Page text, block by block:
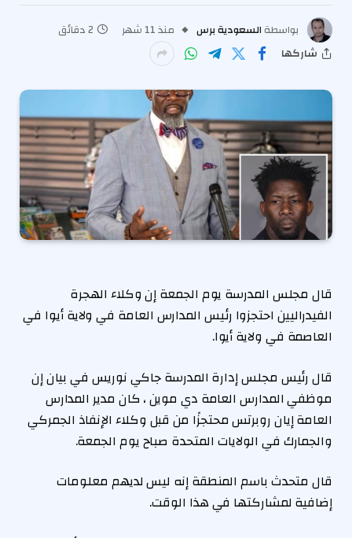
بواسطة السعودية برس منذ 11 شهر
2 دقائق
شاركها
قال مجلس المدرسة يوم الجمعة إن وكلاء الهجرة
الفيدراليين احتجزوا رئيس المدارس العامة في ولاية أيوا في
العاصمة في ولاية أيوا.
قال رئيس مجلس إدارة المدرسة جاكي نوريس في بيان إن
موظفي المدارس العامة دي موين ، كان مدير المدارس
العامة إيان روبرتس محتجزًا من قبل وكلاء الإنفاذ الجمركي
والجمارك في الولايات المتحدة صباح يوم الجمعة.
قال متحدث باسم المنطقة إنه ليس لديهم معلومات
إضافية لمشاركتها في هذا الوقت.